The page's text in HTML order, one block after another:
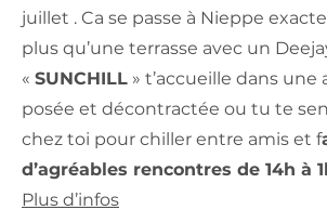
juillet . Ca se passe à Nieppe
plus qu’une terrasse avec un
« SUNCHILL » t’accueille dans une
posée et décontractée ou tu te
chez toi pour chiller entre amis et f
d’agréables rencontres de 14h à
Plus d’infos